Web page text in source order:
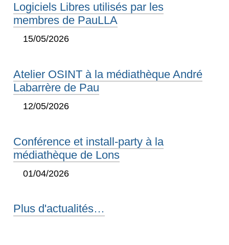
Logiciels Libres utilisés par les
membres de PauLLA
15/05/2026
Atelier OSINT à la médiathèque André
Labarrère de Pau
12/05/2026
Conférence et install-party à la
médiathèque de Lons
01/04/2026
Plus d'actualités…